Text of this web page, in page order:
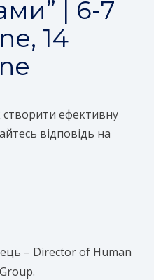
| 6-7
14
ефективну
відповідь на
– Director of Human